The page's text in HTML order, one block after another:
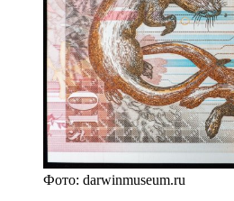
Фото: darwinmuseum.ru